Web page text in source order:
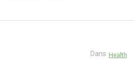
Dans Health